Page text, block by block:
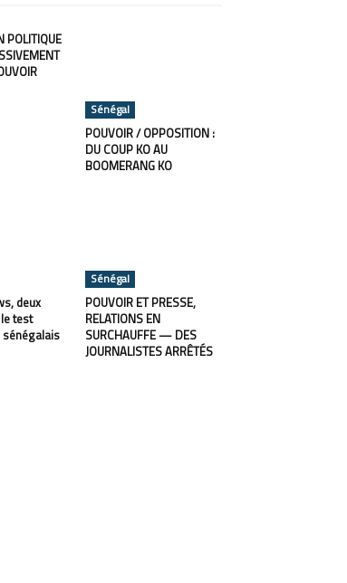
POLITIQUE
Sénégal
POUVOIR / OPPOSITION :
DU COUP KO AU
BOOMERANG KO
deux
test
Sénégal
POUVOIR ET PRESSE,
RELATIONS EN
SURCHAUFFE — DES
JOURNALISTES ARRÊTÉS